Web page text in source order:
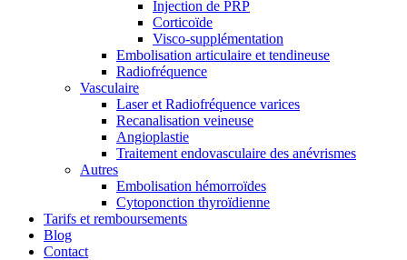
Injection de PRP
Corticoïde
Visco-supplémentation
Embolisation articulaire et tendineuse
Radiofréquence
Vasculaire
Laser et Radiofréquence varices
Recanalisation veineuse
Angioplastie
Traitement endovasculaire des anévrismes
Autres
Embolisation hémorroïdes
Cytoponction thyroïdienne
Tarifs et remboursements
Blog
Contact